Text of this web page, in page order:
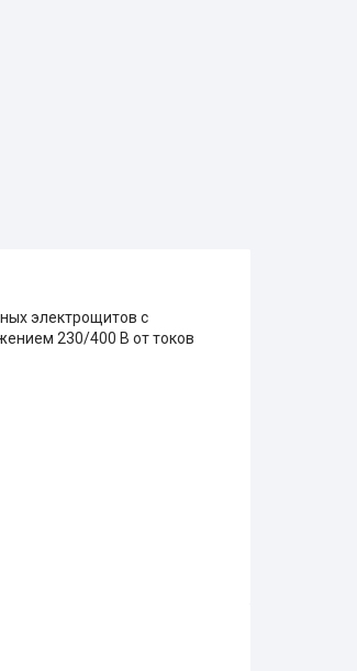
электрощитов с
230/400 В от токов